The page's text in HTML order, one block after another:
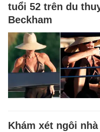
tuổi 52 trên du
Beckham
Khám xét ngôi